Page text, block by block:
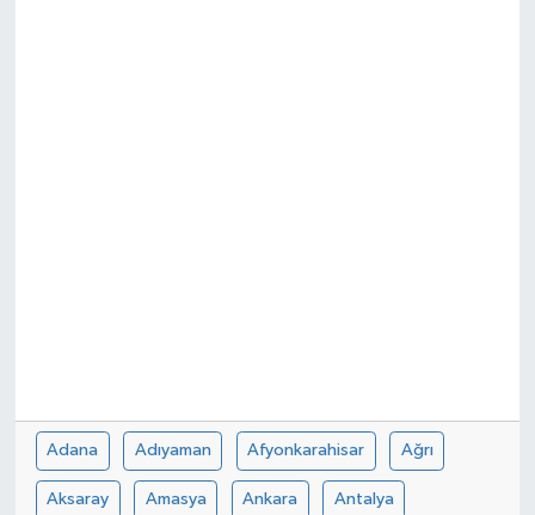
Adana Adıyaman Afyonkarahisar Ağrı
Aksaray Amasya Ankara Antalya